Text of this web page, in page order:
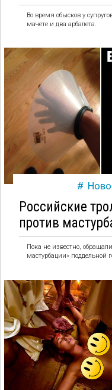
Во время обысков у
мачете и два арбалета.
Российские
против
Пока не известно,
мастурбации» поддельной